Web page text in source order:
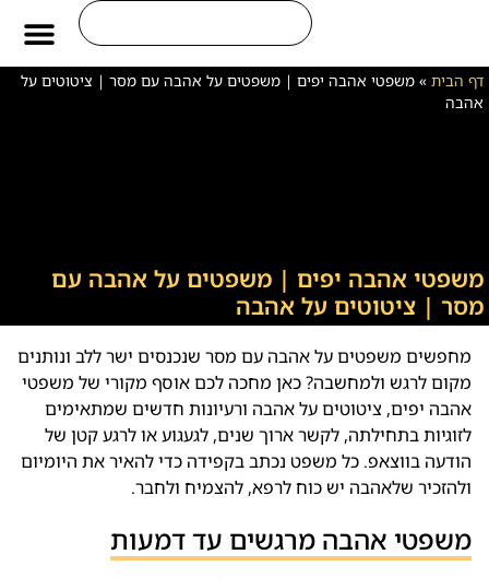
דף הבית » משפטי אהבה יפים | משפטים על אהבה עם מסר | ציטוטים על
אהבה
משפטי אהבה יפים | משפטים על אהבה עם
מסר | ציטוטים על אהבה
מחפשים משפטים על אהבה עם מסר שנכנסים ישר ללב ונותנים
מקום לרגש ולמחשבה? כאן מחכה לכם אוסף מקורי של משפטי
אהבה יפים, ציטוטים על אהבה ורעיונות חדשים שמתאימים
לזוגיות בתחילתה, לקשר ארוך שנים, לגעגוע או לרגע קטן של
הודעה בווצאפ. כל משפט נכתב בקפידה כדי להאיר את היומיום
ולהזכיר שלאהבה יש כוח לרפא, להצמיח ולחבר.
משפטי אהבה מרגשים עד דמעות